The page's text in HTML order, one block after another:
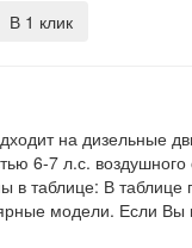
В 1 клик
на дизельные
6-7 л.с.
в таблице: В таблице
модели. Если Вы